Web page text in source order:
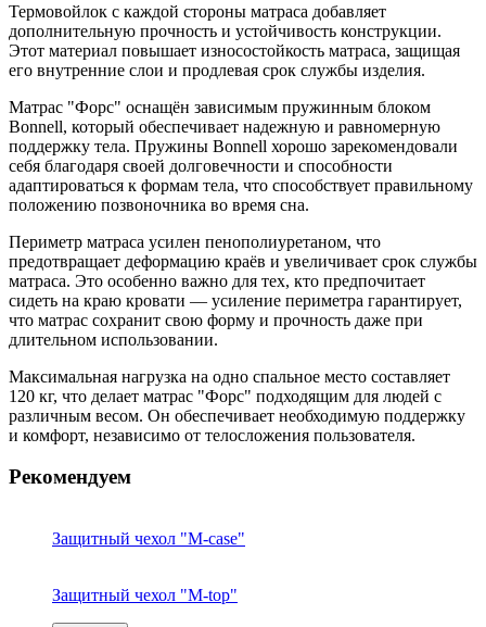
Термовойлок с каждой стороны матраса добавляет
дополнительную прочность и устойчивость конструкции.
Этот материал повышает износостойкость матраса, защищая
его внутренние слои и продлевая срок службы изделия.
Матрас "Форс" оснащён зависимым пружинным блоком
Bonnell, который обеспечивает надежную и равномерную
поддержку тела. Пружины Bonnell хорошо зарекомендовали
себя благодаря своей долговечности и способности
адаптироваться к формам тела, что способствует правильному
положению позвоночника во время сна.
Периметр матраса усилен пенополиуретаном, что
предотвращает деформацию краёв и увеличивает срок службы
матраса. Это особенно важно для тех, кто предпочитает
сидеть на краю кровати — усиление периметра гарантирует,
что матрас сохранит свою форму и прочность даже при
длительном использовании.
Максимальная нагрузка на одно спальное место составляет
120 кг, что делает матрас "Форс" подходящим для людей с
различным весом. Он обеспечивает необходимую поддержку
и комфорт, независимо от телосложения пользователя.
Рекомендуем
Защитный чехол "M-case"
Защитный чехол "M-top"